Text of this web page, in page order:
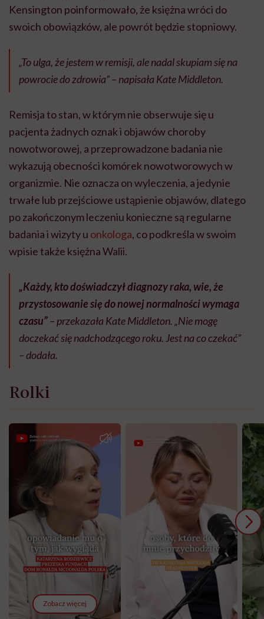
Kensington poinformowało, że księżna wróci do
swoich obowiązków, ale powrót będzie stopniowy.
„To ulga, że jestem w remisji, ale nadal skupiam się na
powrocie do zdrowia” – napisała Kate Middleton.
Remisja to stan, w którym nie obserwuje się u
pacjenta żadnych oznak i objawów choroby
nowotworowej, a przeprowadzone badania nie
wykazują obecności komórek nowotworowych w
organizmie. Nie oznacza on wyleczenia, a jedynie
trwałe lub przejściowe ustąpienie objawów, dlatego
po zakończonym leczeniu konieczne są regularne
badania i wizyty u onkologa, co podkreśla w swoim
wpisie także księżna Walii.
„Każdy, kto doświadczył diagnozy raka, wie, że
przystosowanie się do nowej normalności wymaga
czasu”– przekazała Kate Middleton. „Nie mogę
doczekać się nadchodzącego roku. Jest na co czekać”
– dodała.
Rolki
Zobacz więcej